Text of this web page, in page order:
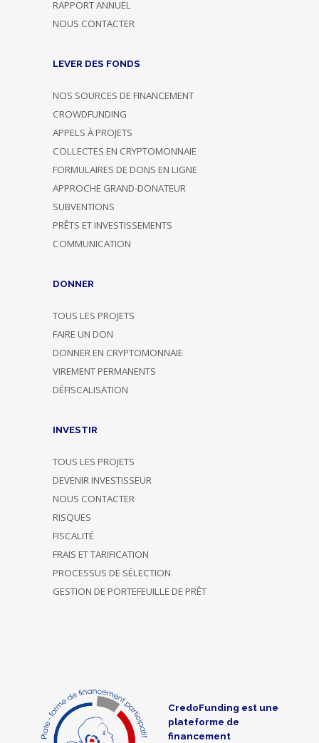
RAPPORT ANNUEL
NOUS CONTACTER
LEVER DES FONDS
NOS SOURCES DE FINANCEMENT
CROWDFUNDING
APPELS À PROJETS
COLLECTES EN CRYPTOMONNAIE
FORMULAIRES DE DONS EN LIGNE
APPROCHE GRAND-DONATEUR
SUBVENTIONS
PRÊTS ET INVESTISSEMENTS
COMMUNICATION
DONNER
TOUS LES PROJETS
FAIRE UN DON
DONNER EN CRYPTOMONNAIE
VIREMENT PERMANENTS
DÉFISCALISATION
INVESTIR
TOUS LES PROJETS
DEVENIR INVESTISSEUR
NOUS CONTACTER
RISQUES
FISCALITÉ
FRAIS ET TARIFICATION
PROCESSUS DE SÉLECTION
GESTION DE PORTEFEUILLE DE PRÊT
CredoFunding est une
plateforme de
financement